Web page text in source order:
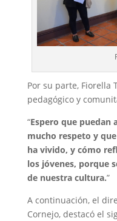
Por su parte, Fiorella
pedagógico y
“Espero que puedan
mucho respeto y
ha vivido, y cómo
los jóvenes, porque
de nuestra cultura.”
A continuación, el
Cornejo, destacó el